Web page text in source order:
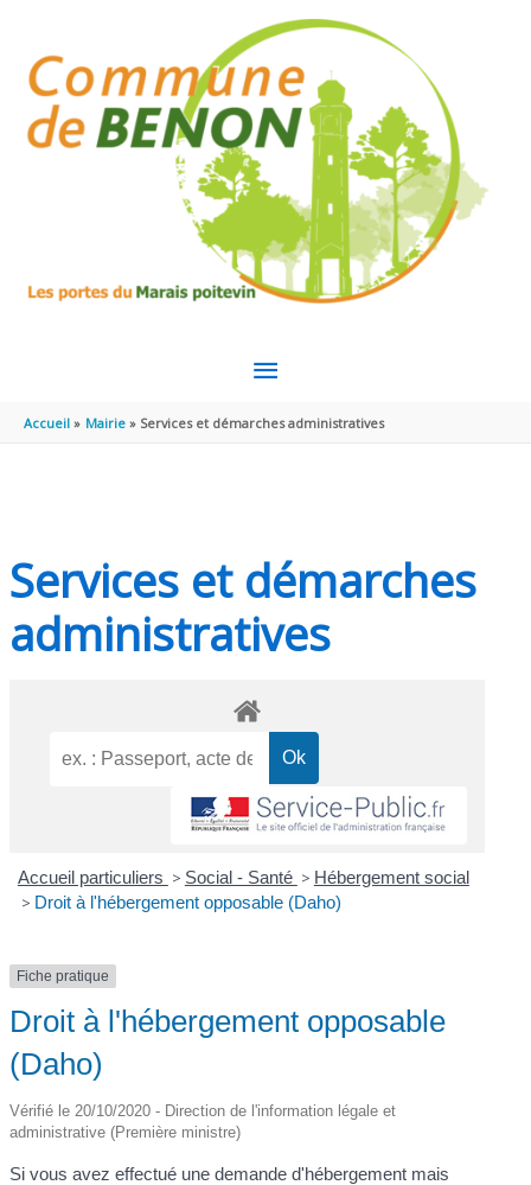
MENU
PRINCIPAL
Accueil Mairie Services et démarches administratives
Services et démarches
administratives
Accueil particuliers > Social - Santé > Hébergement social
> Droit à l'hébergement opposable (Daho)
Fiche pratique
Droit à l'hébergement opposable
(Daho)
Vérifié le 20/10/2020 - Direction de l'information légale et
administrative (Première ministre)
Si vous avez effectué une demande d'hébergement mais